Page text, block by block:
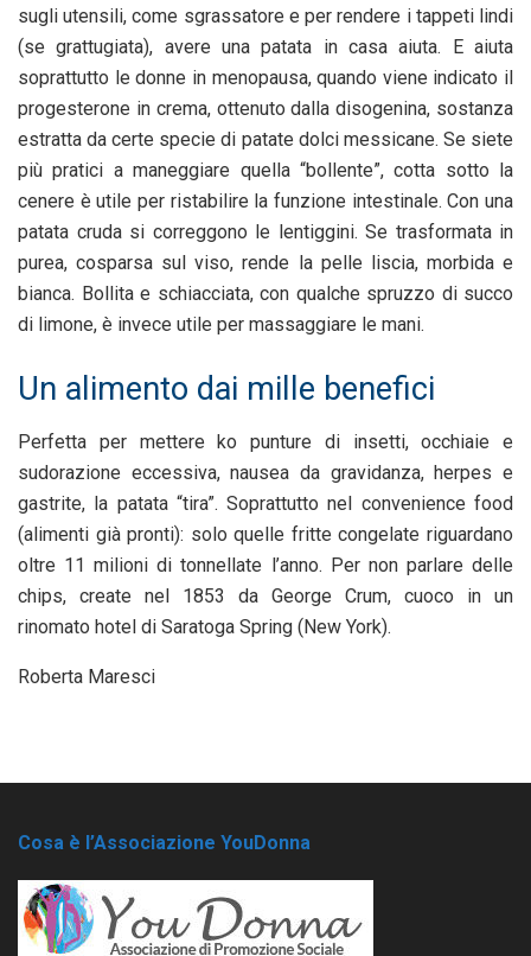
sugli utensili, come sgrassatore e per rendere i tappeti lindi
(se grattugiata), avere una patata in casa aiuta. E aiuta
soprattutto le donne in menopausa, quando viene indicato il
progesterone in crema, ottenuto dalla disogenina, sostanza
estratta da certe specie di patate dolci messicane. Se siete
più pratici a maneggiare quella “bollente”, cotta sotto la
cenere è utile per ristabilire la funzione intestinale. Con una
patata cruda si correggono le lentiggini. Se trasformata in
purea, cosparsa sul viso, rende la pelle liscia, morbida e
bianca. Bollita e schiacciata, con qualche spruzzo di succo
di limone, è invece utile per massaggiare le mani.
Un alimento dai mille benefici
Perfetta per mettere ko punture di insetti, occhiaie e
sudorazione eccessiva, nausea da gravidanza, herpes e
gastrite, la patata “tira”. Soprattutto nel convenience food
(alimenti già pronti): solo quelle fritte congelate riguardano
oltre 11 milioni di tonnellate l’anno. Per non parlare delle
chips, create nel 1853 da George Crum, cuoco in un
rinomato hotel di Saratoga Spring (New York).
Roberta Maresci
Cosa è l’Associazione YouDonna